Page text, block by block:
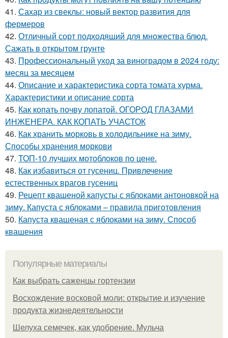
41. Сахар из свеклы: новый вектор развития для
фермеров
42. Отличный сорт подходящий для множества блюд.
Сажать в открытом грунте
43. Профессиональный уход за виноградом в 2024 году:
месяц за месяцем
44. Описание и характеристика сорта томата хурма.
Характеристики и описание сорта
45. Как копать почву лопатой. ОГОРОД ГЛАЗАМИ
ИНЖЕНЕРА. КАК КОПАТЬ УЧАСТОК
46. Как хранить морковь в холодильнике на зиму.
Способы хранения моркови
47. ТОП-10 лучших мотоблоков по цене.
48. Как избавиться от гусениц. Привлечение
естественных врагов гусениц
49. Рецепт квашеной капусты с яблоками антоновкой на
зиму. Капуста с яблоками – правила приготовления
50. Капуста квашеная с яблоками на зиму. Способ
квашения
Популярные материалы
Как выбрать саженцы гортензии
Восхождение восковой моли: открытие и изучение
продукта жизнедеятельности
Шелуха семечек, как удобрение. Мульча